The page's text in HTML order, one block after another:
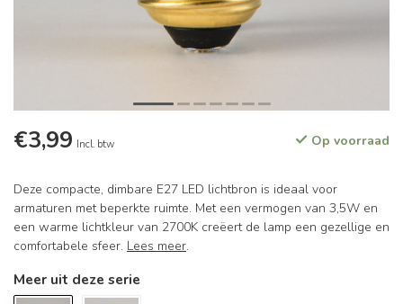
€3,99 Incl. btw Op voorraad
Deze compacte, dimbare E27 LED lichtbron is ideaal voor
armaturen met beperkte ruimte. Met een vermogen van 3,5W en
een warme lichtkleur van 2700K creëert de lamp een gezellige en
comfortabele sfeer. Lees meer.
Meer uit deze serie